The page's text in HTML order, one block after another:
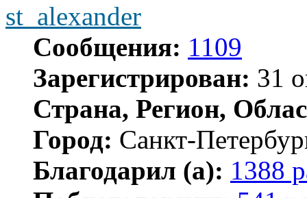
st_alexander
Сообщения: 1109
Зарегистрирован: 31
Страна, Регион,
Город: Санкт-
Благодарил (а): 1388